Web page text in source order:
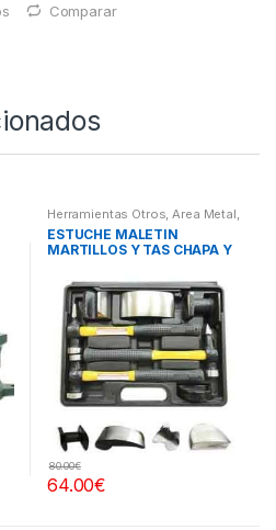
Comparar
Herramientas Otros,Area Metal,
Roscas, Herramientas
Pintura,Maletines Herramientas,
Extractores, Compresímetros,
ESTUCHE MALETIN
MARTILLOS Y TAS CHAPA Y
64.00€
80.00€